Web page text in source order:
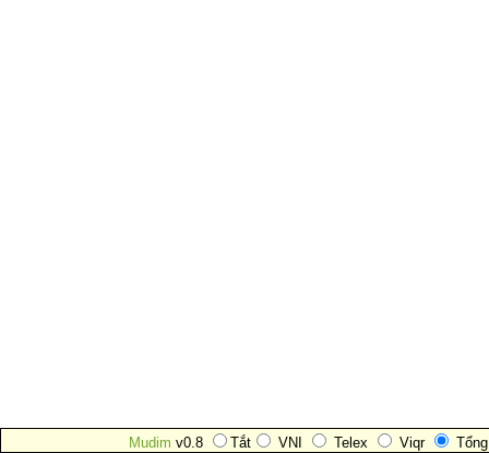
Mudim v0.8 Tắt VNI Telex Viqr